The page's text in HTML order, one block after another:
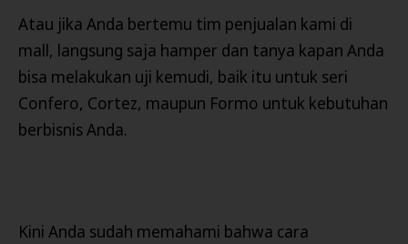
Atau jika Anda bertemu tim penjualan kami di
mall, langsung saja hamper dan tanya kapan Anda
bisa melakukan uji kemudi, baik itu untuk seri
Confero, Cortez, maupun Formo untuk kebutuhan
berbisnis Anda.
Kini Anda sudah memahami bahwa cara